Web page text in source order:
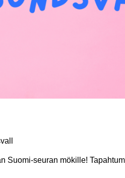
Suomi-seuran mökille!